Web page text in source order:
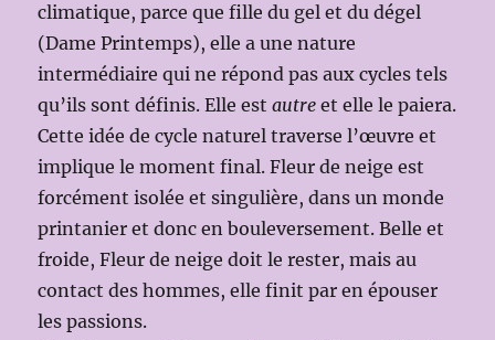
climatique, parce que fille du gel et du dégel
(Dame Printemps), elle a une nature
intermédiaire qui ne répond pas aux cycles tels
qu’ils sont définis. Elle estautre et elle le paiera.
Cette idée de cycle naturel traverse l’œuvre et
implique le moment final. Fleur de neige est
forcément isolée et singulière, dans un monde
printanier et donc en bouleversement. Belle et
froide, Fleur de neige doit le rester, mais au
contact des hommes, elle finit par en épouser
les passions.